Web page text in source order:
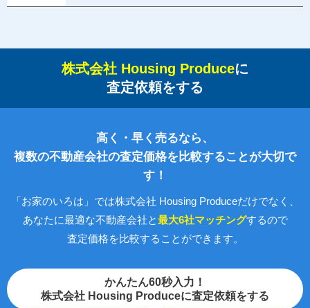
株式会社 Housing Produceに
査定依頼をする
高く・早く売るなら、
複数の不動産会社の査定価格を比較することが大切で
す！
「お家のいろは」では株式会社 Housing Produceだけでなく、
あなたに最適な不動産会社と最大6社マッチングするので
査定価格を比較することができます。
かんたん60秒入力！
株式会社 Housing Produceに査定依頼をする